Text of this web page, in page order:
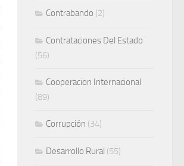
Contrabando (2)
Contrataciones Del Estado
(56)
Cooperacion Internacional
(89)
Corrupción (34)
Desarrollo Rural (55)